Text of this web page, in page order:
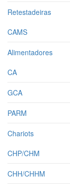
Retestadeiras
CAMS
Alimentadores
CA
GCA
PARM
Chariots
CHP/CHM
CHH/CHHM